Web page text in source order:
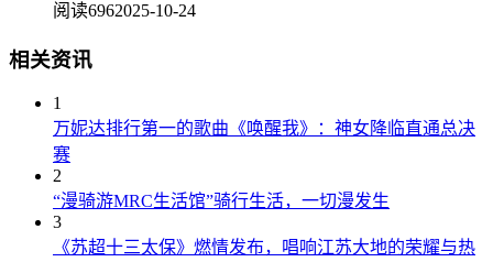
阅读6962025-10-24
相关资讯
1
万妮达排行第一的歌曲《唤醒我》：神女降临直通总决
赛
2
“漫骑游MRC生活馆”骑行生活，一切漫发生
3
《苏超十三太保》燃情发布，唱响江苏大地的荣耀与热